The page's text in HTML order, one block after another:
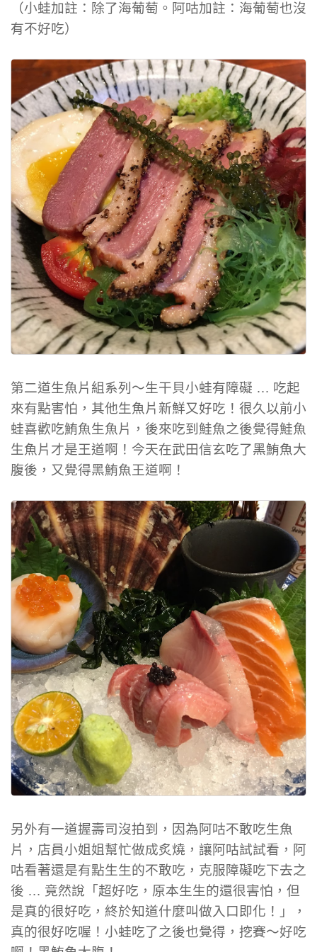
（小蛙加註：除了海葡萄。阿咕加註：海葡萄也沒
有不好吃）
第二道生魚片組系列～生干貝小蛙有障礙 … 吃起
來有點害怕，其他生魚片新鮮又好吃！很久以前小
蛙喜歡吃鮪魚生魚片，後來吃到鮭魚之後覺得鮭魚
生魚片才是王道啊！今天在武田信玄吃了黑鮪魚大
腹後，又覺得黑鮪魚王道啊！
另外有一道握壽司沒拍到，因為阿咕不敢吃生魚
片，店員小姐姐幫忙做成炙燒，讓阿咕試試看，阿
咕看著還是有點生生的不敢吃，克服障礙吃下去之
後 … 竟然說「超好吃，原本生生的還很害怕，但
是真的很好吃，終於知道什麼叫做入口即化！」，
真的很好吃喔！小蛙吃了之後也覺得，挖賽～好吃